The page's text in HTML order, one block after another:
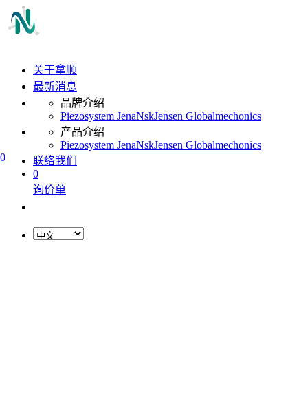
0
关于拿顺
最新消息
品牌介绍
Piezosystem JenaNskJensen Globalmechonics
产品介绍
Piezosystem JenaNskJensen Globalmechonics
联络我们
0
询价单